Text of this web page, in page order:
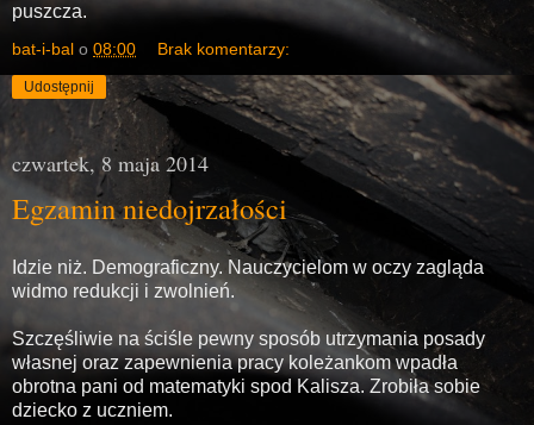
puszcza.
bat-i-bal o 08:00 Brak komentarzy:
Udostępnij
czwartek, 8 maja 2014
Egzamin niedojrzałości
Idzie niż. Demograficzny. Nauczycielom w oczy zagląda
widmo redukcji i zwolnień.
Szczęśliwie na ściśle pewny sposób utrzymania posady
własnej oraz zapewnienia pracy koleżankom wpadła
obrotna pani od matematyki spod Kalisza. Zrobiła sobie
dziecko z uczniem.